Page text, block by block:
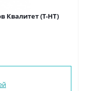
Квалитет (Т-НТ)